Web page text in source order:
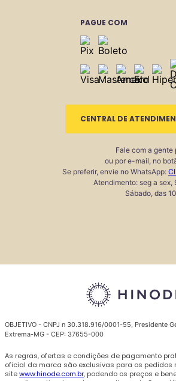
PAGUE COM
CENTRAL DE
Fale com a gente
ou por e-mail, no
Se preferir, envie no WhatsApp:
Atendimento: seg a sex,
Sábado, das
OBJETIVO - CNPJ n 30.318.916/0001-55, Presidente
Extrema-MG - CEP: 37655-000
As regras, ofertas e condições de pagamento
oficial da marca são exclusivas para os pedidos
sitewww.hinode.com.br, podendo os preços e